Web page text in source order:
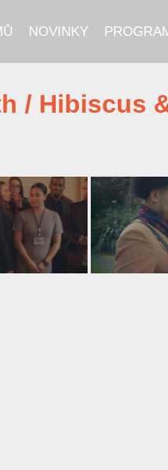
NOVINKY
/ Hibiscus